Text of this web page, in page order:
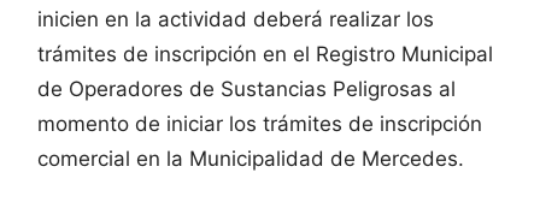
inicien en la actividad deberá realizar los
trámites de inscripción en el Registro Municipal
de Operadores de Sustancias Peligrosas al
momento de iniciar los trámites de inscripción
comercial en la Municipalidad de Mercedes.